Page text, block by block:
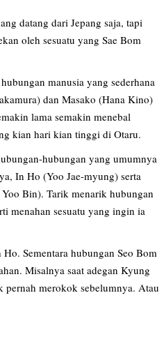
datang dari Jepang saja, tapi
oleh sesuatu yang Sae Bom
manusia yang sederhana
dan Masako (Hana Kino)
lama semakin menebal
kian hari kian tinggi di Otaru.
hubungan yang umumnya
In Ho (Yoo Jae-myung) serta
Bin). Tarik menarik hubungan
menahan sesuatu yang ingin ia
Sementara hubungan Seo Bom
Misalnya saat adegan Kyung
pernah merokok sebelumnya. Atau